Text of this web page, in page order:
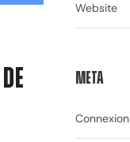
Website
Meta
Connexion